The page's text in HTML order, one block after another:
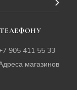
905 411 55 33
магазинов